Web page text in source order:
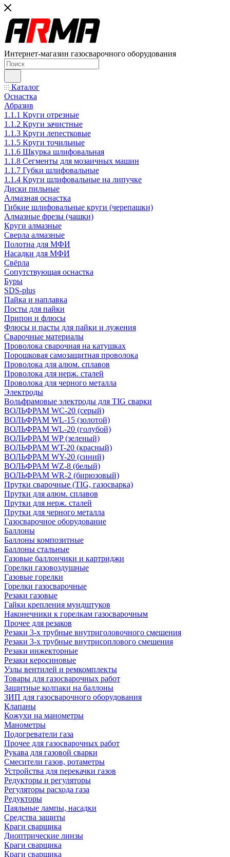
Интернет-магазин газосварочного оборудования
Каталог
Оснастка
Абразив
1.1.1 Круги отрезные
1.1.2 Круги зачистные
1.1.3 Круги лепестковые
1.1.5 Круги точильные
1.1.6 Шкурка шлифовальная
1.1.8 Сегменты для мозаичных машин
1.1.7 Губки шлифовальные
1.1.4 Круги шлифовальные на липучке
Диски пильные
Алмазная оснастка
Гибкие шлифовальные круги (черепашки)
Алмазные фрезы (чашки)
Круги алмазные
Сверла алмазные
Полотна для МФИ
Насадки для МФИ
Свёрла
Сопутствующая оснастка
Буры
SDS-plus
Пайка и наплавка
Посты для пайки
Припои и флюсы
Флюсы и пасты для пайки и лужения
Сварочные материалы
Проволока сварочная на катушках
Порошковая самозащитная проволока
Проволока для алюм. сплавов
Проволока для нерж. сталей
Проволока для черного металла
Электроды
Вольфрамовые электроды для TIG сварки
ВОЛЬФРАМ WC-20 (серый)
ВОЛЬФРАМ WL-15 (золотой)
ВОЛЬФРАМ WL-20 (голубой)
ВОЛЬФРАМ WP (зеленый)
ВОЛЬФРАМ WT-20 (красный)
ВОЛЬФРАМ WY-20 (синий)
ВОЛЬФРАМ WZ-8 (белый)
ВОЛЬФРАМ WR-2 (бирюзовый)
Прутки сварочные (TIG, газосварка)
Прутки для алюм. сплавов
Прутки для нерж. сталей
Прутки для черного металла
Газосварочное оборудование
Баллоны
Баллоны композитные
Баллоны стальные
Газовые баллончики и картриджи
Горелки газовоздушные
Газовые горелки
Горелки газосварочные
Резаки газовые
Гайки крепления мундштуков
Наконечники к горелкам газосварочным
Прочее для резаков
Резаки 3-х трубные внутриголовочного смешения
Резаки 3-х трубные внутрисоплового смешения
Резаки инжекторные
Резаки керосиновые
Узлы вентилей и ремкомплекты
Товары для газосварочных работ
Защитные колпаки на баллоны
ЗИП для газосварочного оборудования
Клапаны
Кожухи на манометры
Манометры
Подогреватели газа
Прочее для газосварочных работ
Рукава для газовой сварки
Смесители газов, ротаметры
Устройства для перекачки газов
Редукторы и регуляторы
Регуляторы расхода газа
Редукторы
Паяльные лампы, насадки
Средства защиты
Краги сварщика
Диоптрические линзы
Краги сварщика
Краги сварщика